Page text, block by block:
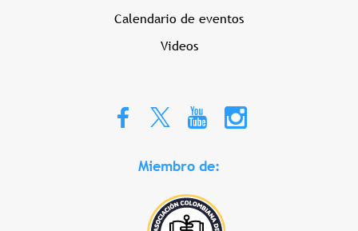
Calendario de eventos
Videos
Miembro de: